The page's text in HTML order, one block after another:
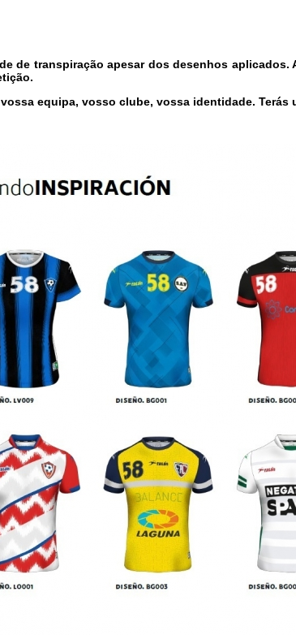
de transpiração apesar dos desenhos
equipa, vosso clube, vossa identidade.